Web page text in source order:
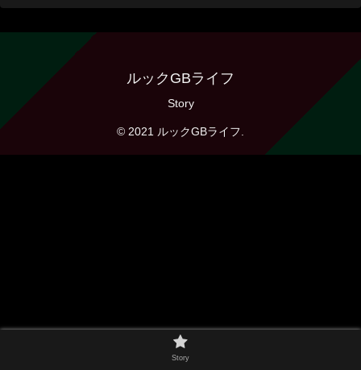
ルックGBライフ
Story
© 2021 ルックGBライフ.
Story